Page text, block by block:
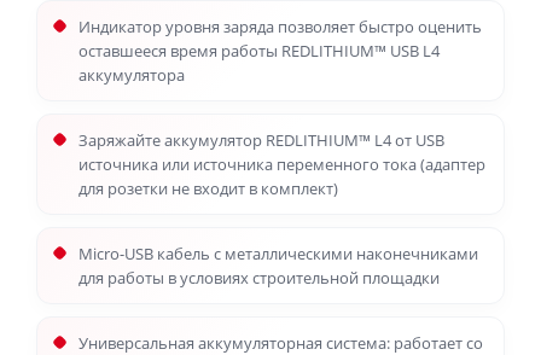
Индикатор уровня заряда позволяет быстро оценить
оставшееся время работы REDLITHIUM™ USB L4
аккумулятора
Заряжайте аккумулятор REDLITHIUM™ L4 от USB
источника или источника переменного тока (адаптер
для розетки не входит в комплект)
Micro-USB кабель с металлическими наконечниками
для работы в условиях строительной площадки
Универсальная аккумуляторная система: работает со